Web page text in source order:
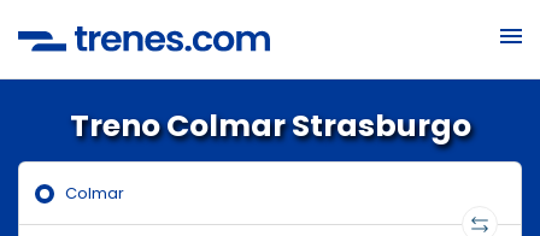
Treno Colmar Strasburgo